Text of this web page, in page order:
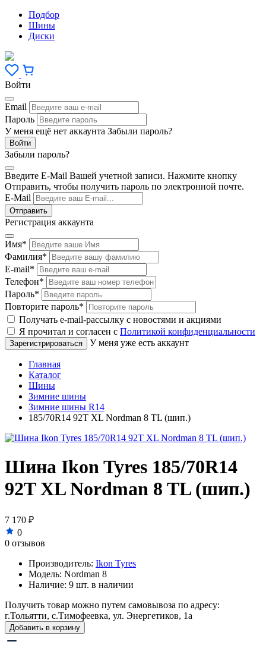
Подбор
Шины
Диски
Войти
Email
Пароль
У меня ещё нет аккаунта Забыли пароль?
Забыли пароль?
Введите E-Mail Вашей учетной записи. Нажмите кнопку
Отправить, чтобы получить пароль по электронной почте.
E-Mail
Регистрация аккаунта
Имя*
Фамилия*
E-mail*
Телефон*
Пароль*
Повторите пароль*
Получать e-mail-рассылку с новостями и акциями
Я прочитал и согласен с Политикой конфиденциальности
У меня уже есть аккаунт
Главная
Каталог
Шины
Зимние шины
Зимние шины R14
185/70R14 92T XL Nordman 8 TL (шип.)
Шина Ikon Tyres 185/70R14
92T XL Nordman 8 TL (шип.)
7 170 ₽
0
0 отзывов
Производитель: Ikon Tyres
Модель: Nordman 8
Наличие: 9 шт. в наличии
Получить товар можно путем самовывоза по адресу:
г.Тольятти, с.Тимофеевка, ул. Энергетиков, 1а
Добавить в корзину